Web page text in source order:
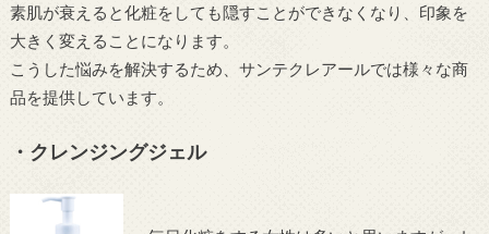
素肌が衰えると化粧をしても隠すことができなくなり、印象を
大きく変えることになります。
こうした悩みを解決するため、サンテクレアールでは様々な商
品を提供しています。
・クレンジングジェル